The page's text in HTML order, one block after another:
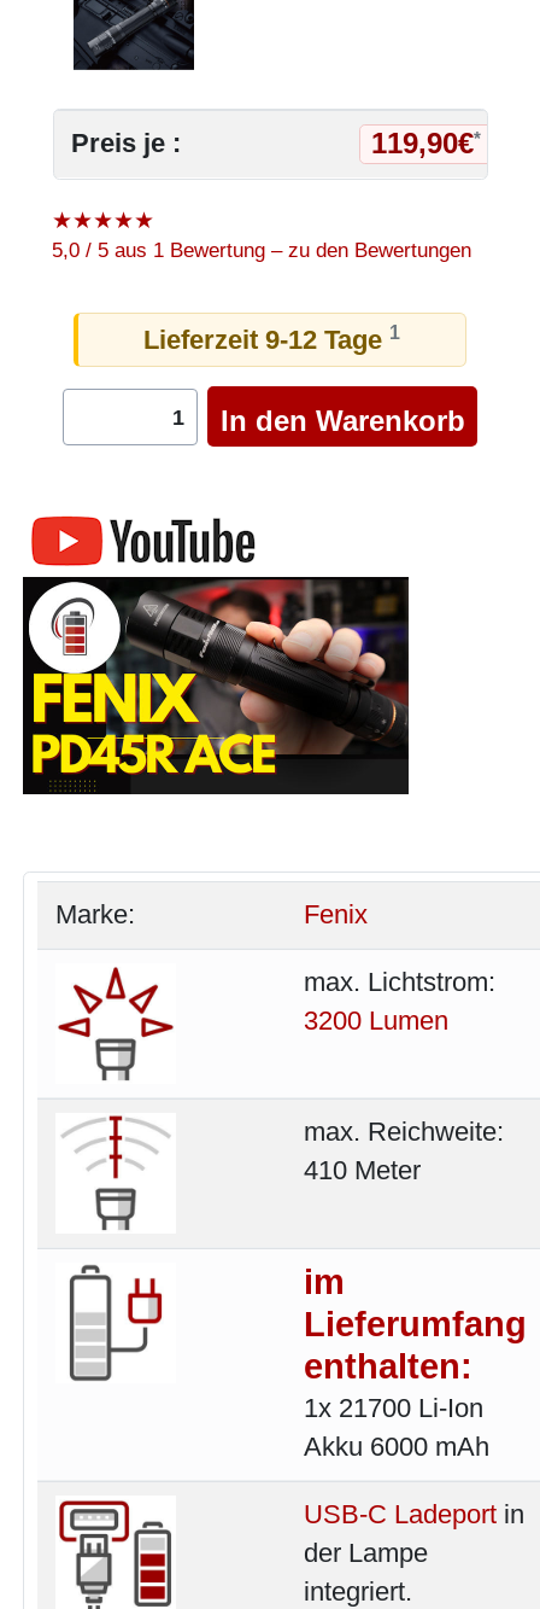
Preis je : 119,90€*
★★★★★
5,0 / 5 aus 1 Bewertung – zu den Bewertungen
Lieferzeit 9-12 Tage 1
Marke: Fenix
max. Lichtstrom:
3200 Lumen
max. Reichweite:
410 Meter
im
Lieferumfang
enthalten:
1x 21700 Li-Ion
Akku 6000 mAh
USB-C Ladeportin
der Lampe
integriert.